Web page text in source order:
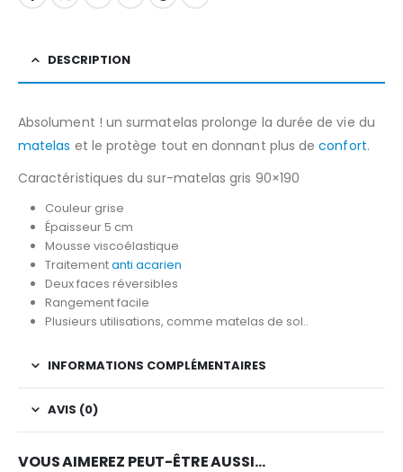
DESCRIPTION
Absolument ! un surmatelas prolonge la durée de vie du
matelas et le protège tout en donnant plus deconfort.
Caractéristiques du sur-matelas gris 90×190
Couleur grise
Épaisseur 5 cm
Mousse viscoélastique
Traitementanti acarien
Deux faces réversibles
Rangement facile
Plusieurs utilisations, comme matelas de sol..
INFORMATIONS COMPLÉMENTAIRES
AVIS (0)
VOUS AIMEREZ PEUT-ÊTRE AUSSI…